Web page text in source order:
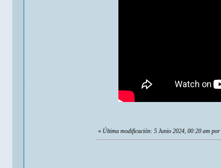
« Última modificación: 5 Junio 2024, 00:20 am